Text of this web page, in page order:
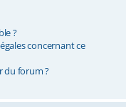
?
concernant ce
du forum ?